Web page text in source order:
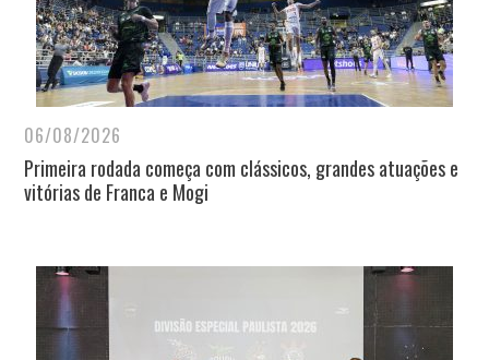
06/08/2026
Primeira rodada começa com clássicos, grandes atuações e
vitórias de Franca e Mogi